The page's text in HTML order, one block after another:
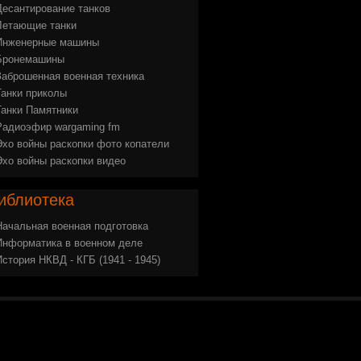
танков
танки
машины
военная техника
приколы
Памятники
wargaming fm
войны раскопки фото копатели
войны раскопки видео
военная подготовка
в военном деле
НКВД - КГБ (1941 - 1945)